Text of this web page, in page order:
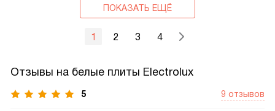
ПОКАЗАТЬ ЕЩЁ
1 2 3 4
Отзывы на белые плиты Electrolux
5 9 отзывов